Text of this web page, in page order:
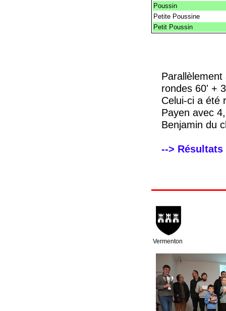
Poussin
Petite Poussine
Petit Poussin
rondes 60' +
Celui-ci a été
Payen avec
Benjamin du
--> Résultats
Vermenton